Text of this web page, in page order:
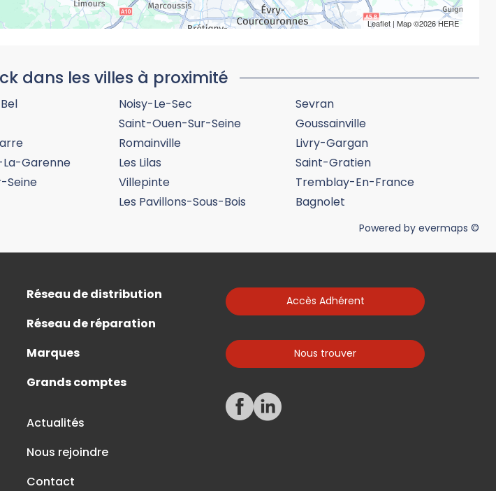
Leaflet| Map ©2026HERE
dans les villes à proximité
Garenne
Seine
Noisy-Le-Sec
Saint-Ouen-Sur-Seine
Romainville
Les Lilas
Villepinte
Les Pavillons-Sous-Bois
Sevran
Goussainville
Livry-Gargan
Saint-Gratien
Tremblay-En-France
Bagnolet
Powered by evermaps ©
Réseau de distribution
Réseau de réparation
Marques
Grands comptes
Actualités
Nous rejoindre
Contact
Accès Adhérent
Nous trouver